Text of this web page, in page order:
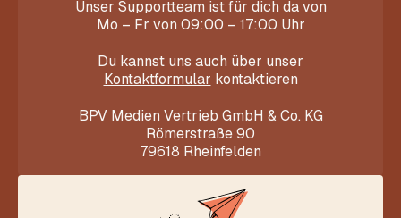
Unser Supportteam ist für dich da von
Mo – Fr von 09:00 – 17:00 Uhr
Du kannst uns auch über unser
Kontaktformular kontaktieren
BPV Medien Vertrieb GmbH & Co. KG
Römerstraße 90
79618 Rheinfelden